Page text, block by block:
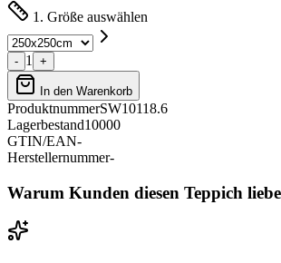
1. Größe auswählen
- 1 +
In den Warenkorb
ProduktnummerSW10118.6
Lagerbestand10000
GTIN/EAN-
Herstellernummer-
Warum Kunden diesen Teppich